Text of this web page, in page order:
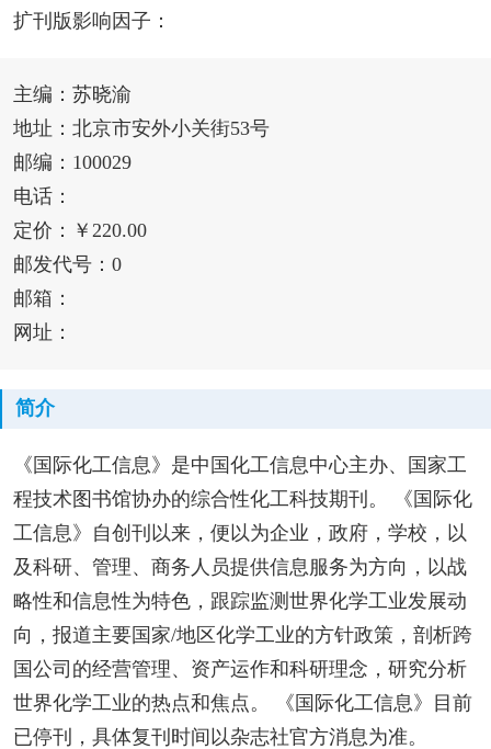
扩刊版影响因子：
主编：苏晓渝
地址：北京市安外小关街53号
邮编：100029
电话：
定价：￥220.00
邮发代号：0
邮箱：
网址：
简介
《国际化工信息》是中国化工信息中心主办、国家工
程技术图书馆协办的综合性化工科技期刊。 《国际化
工信息》自创刊以来，便以为企业，政府，学校，以
及科研、管理、商务人员提供信息服务为方向，以战
略性和信息性为特色，跟踪监测世界化学工业发展动
向，报道主要国家/地区化学工业的方针政策，剖析跨
国公司的经营管理、资产运作和科研理念，研究分析
世界化学工业的热点和焦点。 《国际化工信息》目前
已停刊，具体复刊时间以杂志社官方消息为准。